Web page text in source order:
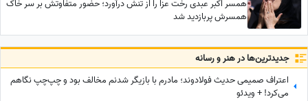
همسر اکبر عبدی رخت عزا را از تنش درآورد؛ حضور متفاوتش بر سر خاک
همسرش پربازدید شد
جدید‌ترین‌ها در هنر و رسانه
اعتراف صمیمی حدیث فولادوند؛ مادرم با بازیگر شدنم مخالف بود و چپ‌چپ نگاهم
می‌کرد! + ویدئو